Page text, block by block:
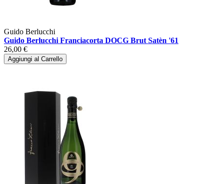
Guido Berlucchi
Guido Berlucchi Franciacorta DOCG Brut Satèn '61
26,00 €
Aggiungi al Carrello